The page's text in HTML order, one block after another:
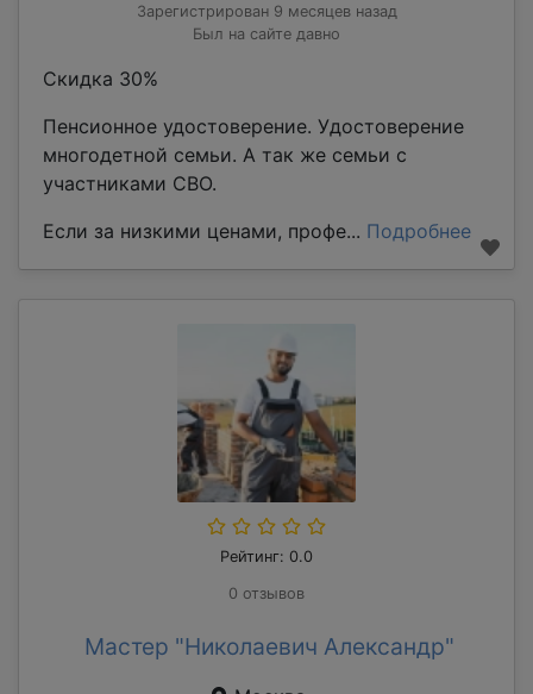
Зарегистрирован 9 месяцев назад
Был на сайте давно
Скидка 30%
Пенсионное удостоверение. Удостоверение
многодетной семьи. А так же семьи с
участниками СВО.
Если за низкими ценами, профе... Подробнее
Рейтинг: 0.0
0 отзывов
Мастер "Николаевич Александр"